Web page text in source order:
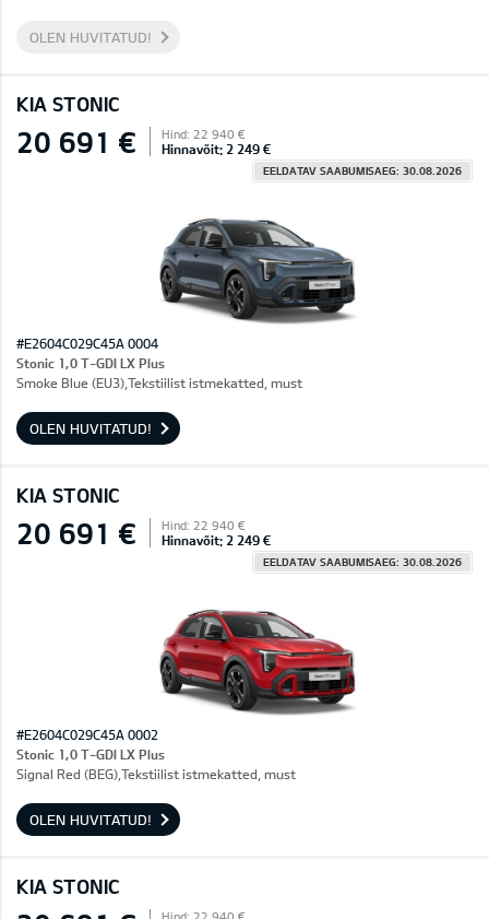
OLEN HUVITATUD!
KIA STONIC
20 691 € Hind: 22 940 €
Hinnavõit: 2 249 €
EELDATAV SAABUMISAEG: 30.08.2026
#E2604C029C45A 0004
Stonic 1,0 T-GDI LX Plus
Smoke Blue (EU3),Tekstiilist istmekatted, must
OLEN HUVITATUD!
KIA STONIC
20 691 € Hind: 22 940 €
Hinnavõit: 2 249 €
EELDATAV SAABUMISAEG: 30.08.2026
#E2604C029C45A 0002
Stonic 1,0 T-GDI LX Plus
Signal Red (BEG),Tekstiilist istmekatted, must
OLEN HUVITATUD!
KIA STONIC